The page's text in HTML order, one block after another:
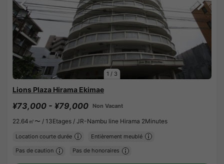
1 / 3
Lions Plaza Hirama Ekimae
¥73,000 - ¥79,000 Non Vacant
22.64㎡〜 / 13Etages / JR-Nambu line Hirama 2Minutes
Location courte durée Entièrement meublé
Pas de caution Pas de honoraires